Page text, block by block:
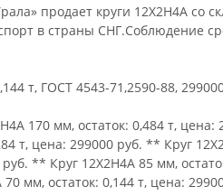
продает круги 12Х2Н4А со
в страны СНГ.Соблюдение
т, ГОСТ 4543-71,2590-88,
170 мм, остаток: 0,484 т, цена:
т, цена: 299000 руб. ** Круг
** Круг 12Х2Н4А 85 мм,
мм, остаток: 0,144 т, цена: